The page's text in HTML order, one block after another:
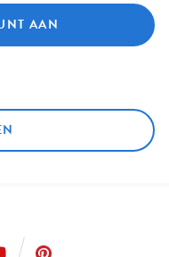
AAN